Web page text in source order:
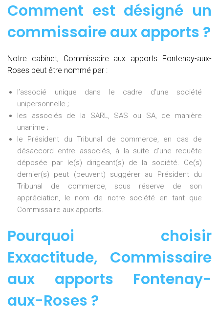
Comment est désigné un
commissaire aux apports ?
Notre cabinet, Commissaire aux apports Fontenay-aux-
Roses peut être nommé par :
l’associé unique dans le cadre d’une société
unipersonnelle ;
les associés de la SARL, SAS ou SA, de manière
unanime ;
le Président du Tribunal de commerce, en cas de
désaccord entre associés, à la suite d’une requête
déposée par le(s) dirigeant(s) de la société. Ce(s)
dernier(s) peut (peuvent) suggérer au Président du
Tribunal de commerce, sous réserve de son
appréciation, le nom de notre société en tant que
Commissaire aux apports.
Pourquoi choisir
Exxactitude, Commissaire
aux apports Fontenay-
aux-Roses ?